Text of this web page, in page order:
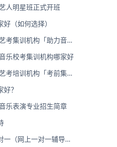
人明星班正式开班
（如何选择）
考集训机构「助力音乐
乐校考集训机构哪家好
考培训机构「考前集训
？
乐表演专业招生简章
一（网上一对一辅导声